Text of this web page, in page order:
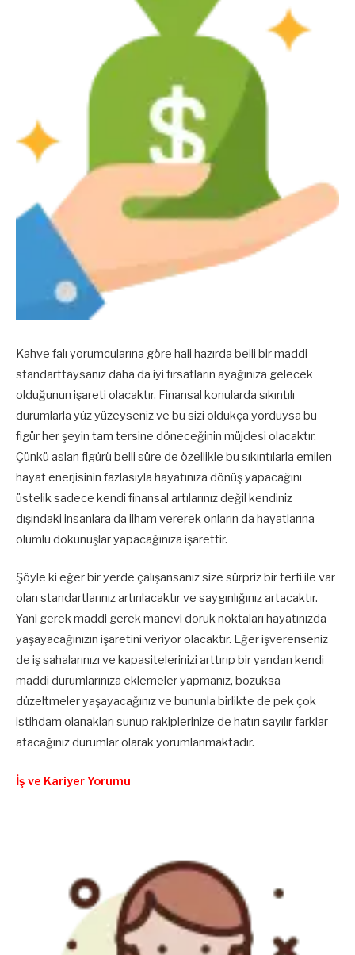
Kahve falı yorumcularına göre hali hazırda belli bir maddi
standarttaysanız daha da iyi fırsatların ayağınıza gelecek
olduğunun işareti olacaktır. Finansal konularda sıkıntılı
durumlarla yüz yüzeyseniz ve bu sizi oldukça yorduysa bu
figür her şeyin tam tersine döneceğinin müjdesi olacaktır.
Çünkü aslan figürü belli süre de özellikle bu sıkıntılarla emilen
hayat enerjisinin fazlasıyla hayatınıza dönüş yapacağını
üstelik sadece kendi finansal artılarınız değil kendiniz
dışındaki insanlara da ilham vererek onların da hayatlarına
olumlu dokunuşlar yapacağınıza işarettir.
Şöyle ki eğer bir yerde çalışansanız size sürpriz bir terfi ile var
olan standartlarınız artırılacaktır ve saygınlığınız artacaktır.
Yani gerek maddi gerek manevi doruk noktaları hayatınızda
yaşayacağınızın işaretini veriyor olacaktır. Eğer işverenseniz
de iş sahalarınızı ve kapasitelerinizi arttırıp bir yandan kendi
maddi durumlarınıza eklemeler yapmanız, bozuksa
düzeltmeler yaşayacağınız ve bununla birlikte de pek çok
istihdam olanakları sunup rakiplerinize de hatırı sayılır farklar
atacağınız durumlar olarak yorumlanmaktadır.
İş ve Kariyer Yorumu